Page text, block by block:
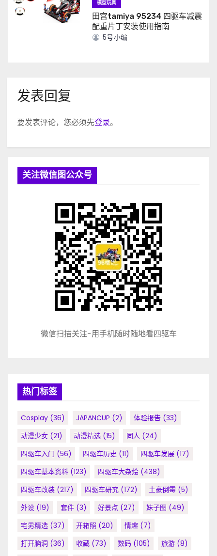
模型玩具
田宫tamiya 95234 四驱车减震
配重片丁安装使用指南
5号小编
发表回复
要发表评论，您必须先登录。
关注微信图公众号
微信扫描关注-用手机随时随地看四驱车
热门标签
Cosplay (36) JAPANCUP (2) 体验报告 (33)
动漫少女 (21) 动漫精选 (15) 同人 (24)
四驱车入门 (56) 四驱车历史 (11) 四驱车发展 (17)
四驱车基本资料 (123) 四驱车大杂烩 (438)
四驱车改装 (217) 四驱车研究 (172) 土豪倒霉 (5)
外设 (19) 套件 (3) 好景点 (27) 妹子图 (49)
宅男精选 (37) 开箱照 (20) 情趣 (7)
打开脑洞 (36) 收藏 (73) 数码 (105) 旅游 (8)